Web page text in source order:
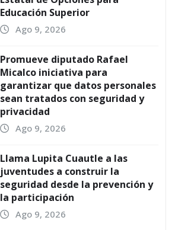
Educación Superior
Ago 9, 2026
Promueve diputado Rafael
Micalco iniciativa para
garantizar que datos personales
sean tratados con seguridad y
privacidad
Ago 9, 2026
Llama Lupita Cuautle a las
juventudes a construir la
seguridad desde la prevención y
la participación
Ago 9, 2026